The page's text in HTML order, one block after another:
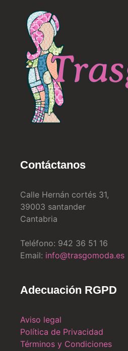
Contáctanos
Calle Hernán cortés 31,
39003 santander
Cantabria
Teléfono: 942 36 51 16
Email: info@trasgomoda.es
Adecuación RGPD
Aviso legal
Política de Privacidad
Términos y Condiciones